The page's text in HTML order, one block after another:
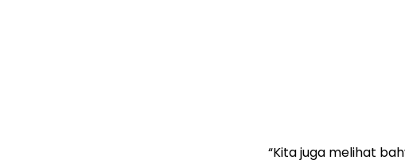
“Kita juga melihat